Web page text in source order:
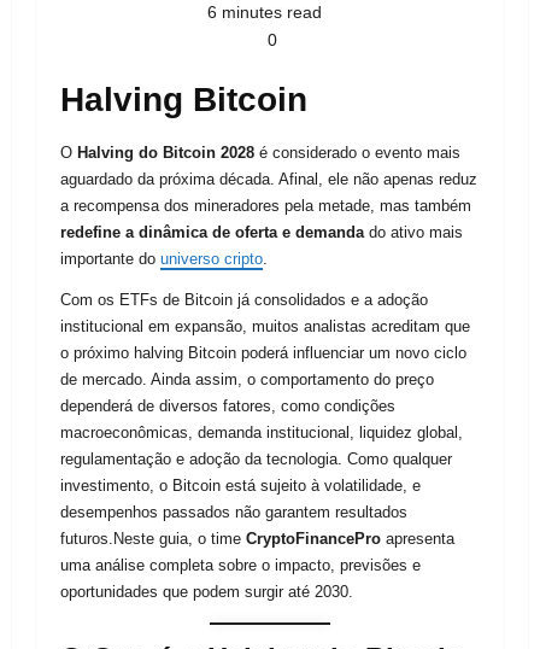
6 minutes read
0
Halving Bitcoin
O Halving do Bitcoin 2028 é considerado o evento mais
aguardado da próxima década. Afinal, ele não apenas reduz
a recompensa dos mineradores pela metade, mas também
redefine a dinâmica de oferta e demanda do ativo mais
importante do universo cripto
Com os ETFs de Bitcoin já consolidados e a adoção
institucional em expansão, muitos analistas acreditam que
o próximo halving Bitcoin poderá influenciar um novo ciclo
de mercado. Ainda assim, o comportamento do preço
dependerá de diversos fatores, como condições
macroeconômicas, demanda institucional, liquidez global,
regulamentação e adoção da tecnologia. Como qualquer
investimento, o Bitcoin está sujeito à volatilidade, e
desempenhos passados não garantem resultados
futuros.Neste guia, o time CryptoFinancePro apresenta
uma análise completa sobre o impacto, previsões e
oportunidades que podem surgir até 2030.